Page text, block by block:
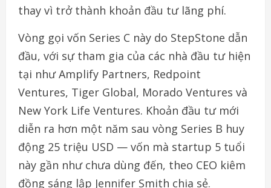
thay vì trở thành khoản đầu tư lãng phí.
Vòng gọi vốn Series C này do StepStone dẫn
đầu, với sự tham gia của các nhà đầu tư hiện
tại như Amplify Partners, Redpoint
Ventures, Tiger Global, Morado Ventures và
New York Life Ventures. Khoản đầu tư mới
diễn ra hơn một năm sau vòng Series B huy
động 25 triệu USD — vốn mà startup 5 tuổi
này gần như chưa dùng đến, theo CEO kiêm
đồng sáng lập Jennifer Smith chia sẻ.